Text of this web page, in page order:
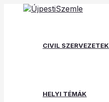
CIVIL SZERVEZETEK
HELYI TÉMÁK
navigation
Type
here..
Name*
Email*
Website